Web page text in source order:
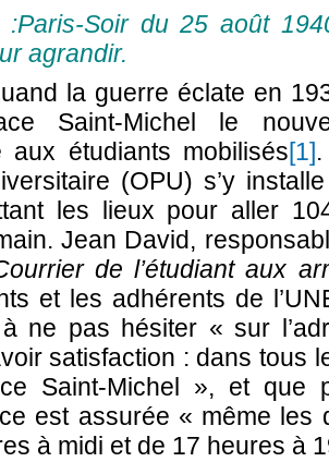
:Paris-Soir du 25 août
agrandir.
la guerre éclate en
Saint-Michel le
aux étudiants mobilisés[1]
(OPU) s’y
les lieux pour aller
Jean David,
de l’étudiant aux
et les adhérents de
ne pas hésiter « sur
satisfaction : dans tous
Saint-Michel », et que
est assurée « même les
à midi et de 17 heures à